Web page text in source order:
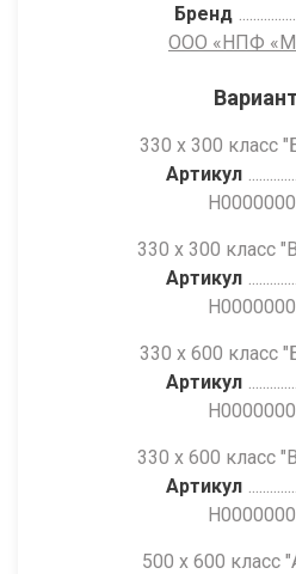
Бренд
ООО «НПФ
330 х 300 класс
Артикул
330 х 300 класс
Артикул
330 х 600 класс
Артикул
330 х 600 класс
Артикул
500 х 600 класс